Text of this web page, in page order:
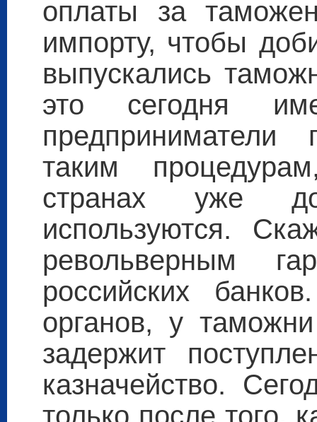
оплаты за
импорту, чтобы
выпускались
это сегодня
таким
странах уже
используются.
револьверным
российских
органов, у
задержит
казначейство.